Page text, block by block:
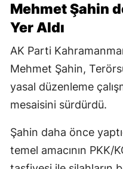
Mehmet Şahin
Yer Aldı
AK Parti
Mehmet Şahin,
yasal düzenleme
mesaisini sürdürdü.
Şahin daha önce
temel amacının PKK/